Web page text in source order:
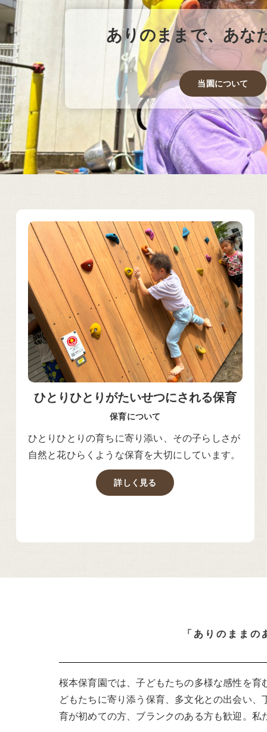
ありのままで、あな
当園について
ひとりひとりがたいせつにされる保育
保育について
ひとりひとりの育ちに寄り添い、その子らしさが
自然と花ひらくような保育を大切にしています。
詳しく見る
「ありのまま
桜本保育園では、子どもたちの多様な感性を
どもたちに寄り添う保育、多文化との出会い
育が初めての方、ブランクのある方も歓迎。